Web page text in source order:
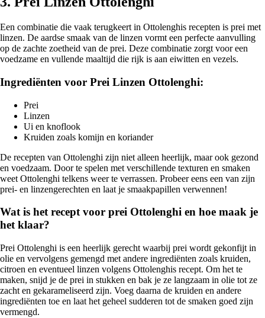
Een combinatie die vaak terugkeert in Ottolenghis recepten is prei met
linzen. De aardse smaak van de linzen vormt een perfecte aanvulling
op de zachte zoetheid van de prei. Deze combinatie zorgt voor een
voedzame en vullende maaltijd die rijk is aan eiwitten en vezels.
Ingrediënten voor Prei Linzen Ottolenghi:
Prei
Linzen
Ui en knoflook
Kruiden zoals komijn en koriander
De recepten van Ottolenghi zijn niet alleen heerlijk, maar ook gezond
en voedzaam. Door te spelen met verschillende texturen en smaken
weet Ottolenghi telkens weer te verrassen. Probeer eens een van zijn
prei- en linzengerechten en laat je smaakpapillen verwennen!
Wat is het recept voor prei Ottolenghi en hoe maak je
het klaar?
Prei Ottolenghi is een heerlijk gerecht waarbij prei wordt gekonfijt in
olie en vervolgens gemengd met andere ingrediënten zoals kruiden,
citroen en eventueel linzen volgens Ottolenghis recept. Om het te
maken, snijd je de prei in stukken en bak je ze langzaam in olie tot ze
zacht en gekarameliseerd zijn. Voeg daarna de kruiden en andere
ingrediënten toe en laat het geheel sudderen tot de smaken goed zijn
vermengd.